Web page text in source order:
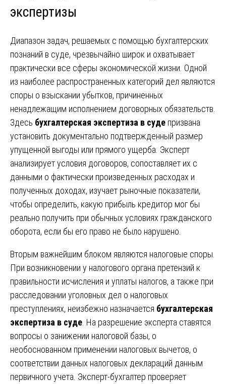
экспертизы
Диапазон задач, решаемых с помощью бухгалтерских
познаний в суде, чрезвычайно широк и охватывает
практически все сферы экономической жизни. Одной
из наиболее распространенных категорий дел являются
споры о взыскании убытков, причиненных
ненадлежащим исполнением договорных обязательств.
Здесь бухгалтерская экспертиза в суде призвана
установить документально подтвержденный размер
упущенной выгоды или прямого ущерба. Эксперт
анализирует условия договоров, сопоставляет их с
данными о фактически произведенных расходах и
полученных доходах, изучает рыночные показатели,
чтобы определить, какую прибыль кредитор мог бы
реально получить при обычных условиях гражданского
оборота, если бы его право не было нарушено.
Вторым важнейшим блоком являются налоговые споры.
При возникновении у налогового органа претензий к
правильности исчисления и уплаты налогов, а также при
расследовании уголовных дел о налоговых
преступлениях, неизбежно назначается бухгалтерская
экспертиза в суде . На разрешение эксперта ставятся
вопросы о занижении налоговой базы, о
необоснованном применении налоговых вычетов, о
соответствии данных налоговых деклараций данным
первичного учета. Эксперт-бухгалтер проверяет